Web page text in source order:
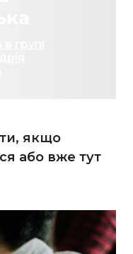
якщо
або вже тут